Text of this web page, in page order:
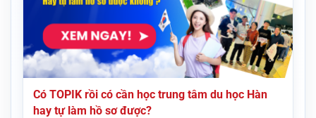
Có TOPIK rồi có cần học trung tâm du học Hàn
hay tự làm hồ sơ được?